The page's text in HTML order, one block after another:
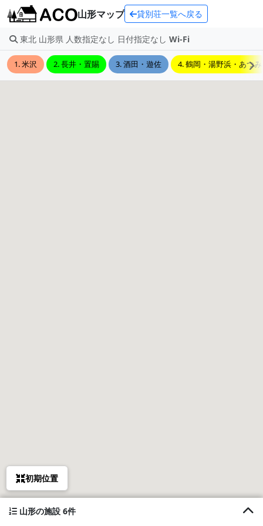
山形マップ 貸別荘一覧へ戻る
東北 山形県 人数指定なし 日付指定なし Wi-Fi
1. 米沢 2. 長井・置賜 3. 酒田・遊佐 4. 鶴岡・湯野浜・あつみ
初期位置
山形の施設 6件1. ペンション＆コテージ山太郎（コテージ）